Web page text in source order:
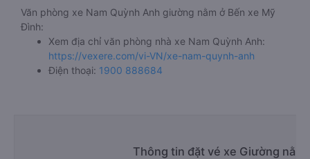
Văn phòng xe Nam Quỳnh Anh giường nằm ở Bến xe Mỹ
Đình:
Xem địa chỉ văn phòng nhà xe Nam Quỳnh Anh:
https://vexere.com/vi-VN/xe-nam-quynh-anh
Điện thoại: 1900 888684
Thông tin đặt vé xe Giường